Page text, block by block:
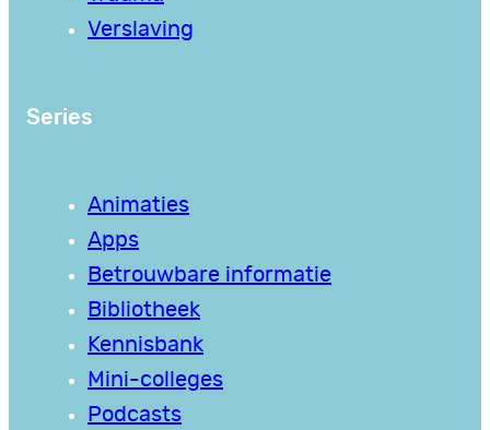
Verslaving
Series
Animaties
Apps
Betrouwbare informatie
Bibliotheek
Kennisbank
Mini-colleges
Podcasts